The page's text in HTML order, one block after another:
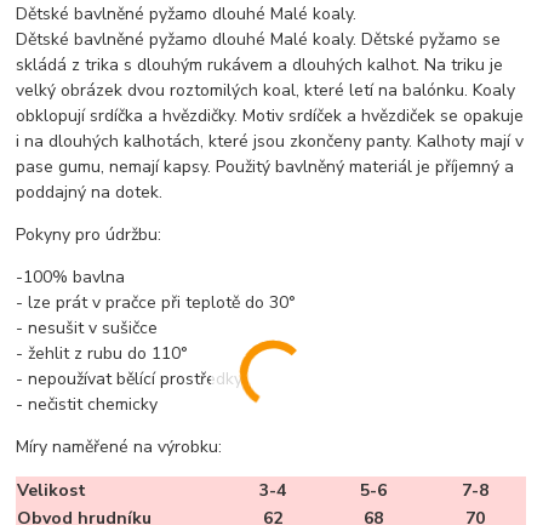
Dětské bavlněné pyžamo dlouhé Malé koaly.
Dětské bavlněné pyžamo dlouhé Malé koaly. Dětské pyžamo se
skládá z trika s dlouhým rukávem a dlouhých kalhot. Na triku je
velký obrázek dvou roztomilých koal, které letí na balónku. Koaly
obklopují srdíčka a hvězdičky. Motiv srdíček a hvězdiček se opakuje
i na dlouhých kalhotách, které jsou zkončeny panty. Kalhoty mají v
pase gumu, nemají kapsy. Použitý bavlněný materiál je příjemný a
poddajný na dotek.
Pokyny pro údržbu:
-100% bavlna
- lze prát v pračce při teplotě do 30°
- nesušit v sušičce
- žehlit z rubu do 110°
- nepoužívat bělící prostředky
- nečistit chemicky
Míry naměřené na výrobku:
Velikost
3-4 5-6
7-8
Obvod hrudníku
62 68
70